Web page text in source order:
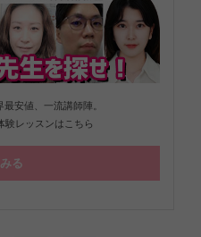
安値、一流講師陣。
験レッスンはこちら
る